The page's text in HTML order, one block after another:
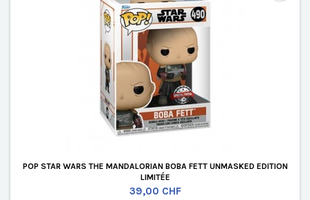
POP STAR WARS THE MANDALORIAN BOBA FETT UNMASKED EDITION
LIMITÉE
Prix
39,00 CHF